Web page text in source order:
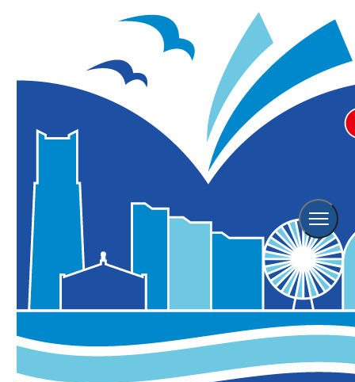
Event
横浜観光情報TOP イベント情報
Event Search
-イベント指定条件検索-